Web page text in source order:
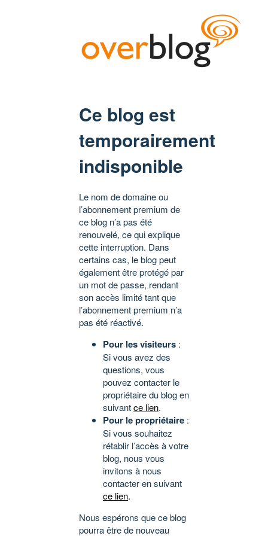
Ce blog est
temporairement
indisponible
Le nom de domaine ou
l’abonnement premium de
ce blog n’a pas été
renouvelé, ce qui explique
cette interruption. Dans
certains cas, le blog peut
également être protégé par
un mot de passe, rendant
son accès limité tant que
l’abonnement premium n’a
pas été réactivé.
Pour les visiteurs :
Si vous avez des
questions, vous
pouvez contacter le
propriétaire du blog en
suivantce lien.
Pour le propriétaire :
Si vous souhaitez
rétablir l’accès à votre
blog, nous vous
invitons à nous
contacter en suivant
ce lien.
Nous espérons que ce blog
pourra être de nouveau